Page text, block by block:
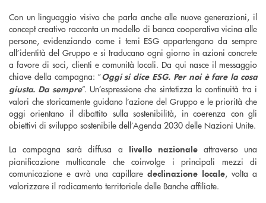
Con un linguaggio visivo che parla anche alle nuove generazioni, il
concept creativo racconta un modello di banca cooperativa vicina alle
persone, evidenziando come i temi ESG appartengano da sempre
all’identità del Gruppo e si traducano ogni giorno in azioni concrete
a favore di soci, clienti e comunità locali. Da qui nasce il messaggio
chiave della campagna: “Oggi si dice ESG. Per noi è fare la cosa
giusta. Da sempre”. Un’espressione che sintetizza la continuità tra i
valori che storicamente guidano l’azione del Gruppo e le priorità che
oggi orientano il dibattito sulla sostenibilità, in coerenza con gli
obiettivi di sviluppo sostenibile dell’Agenda 2030 delle Nazioni Unite.
La campagna sarà diffusa a livello nazionaleattraverso una
pianificazione multicanale che coinvolge i principali mezzi di
comunicazione e avrà una capillare declinazione locale, volta a
valorizzare il radicamento territoriale delle Banche affiliate.